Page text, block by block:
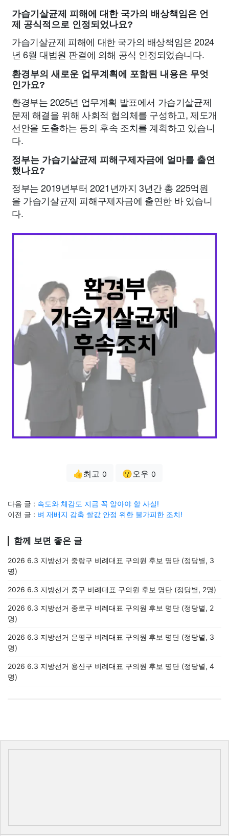
가습기살균제 피해에 대한 국가의 배상책임은 언
제 공식적으로 인정되었나요?
가습기살균제 피해에 대한 국가의 배상책임은 2024
년 6월 대법원 판결에 의해 공식 인정되었습니다.
환경부의 새로운 업무계획에 포함된 내용은 무엇
인가요?
환경부는 2025년 업무계획 발표에서 가습기살균제
문제 해결을 위해 사회적 협의체를 구성하고, 제도개
선안을 도출하는 등의 후속 조치를 계획하고 있습니
다.
정부는 가습기살균제 피해구제자금에 얼마를 출연
했나요?
정부는 2019년부터 2021년까지 3년간 총 225억원
을 가습기살균제 피해구제자금에 출연한 바 있습니
다.
👍최고 0 😗오우 0
다음 글 : 속도와 체감도 지금 꼭 알아야 할 사실!
이전 글 : 벼 재배지 감축 쌀값 안정 위한 불가피한 조치!
함께 보면 좋은 글
2026 6.3 지방선거 중랑구 비례대표 구의원 후보 명단 (정당별, 3
명)
2026 6.3 지방선거 중구 비례대표 구의원 후보 명단 (정당별, 2명)
2026 6.3 지방선거 종로구 비례대표 구의원 후보 명단 (정당별, 2
명)
2026 6.3 지방선거 은평구 비례대표 구의원 후보 명단 (정당별, 3
명)
2026 6.3 지방선거 용산구 비례대표 구의원 후보 명단 (정당별, 4
명)